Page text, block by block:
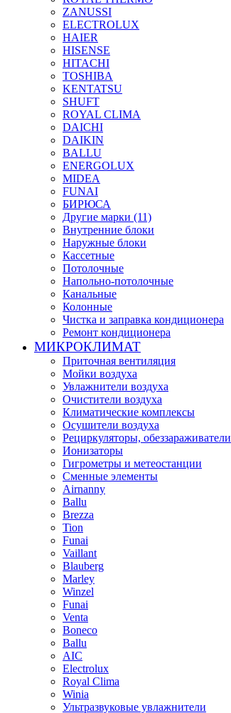
ZANUSSI
ELECTROLUX
HAIER
HISENSE
HITACHI
TOSHIBA
KENTATSU
SHUFT
ROYAL CLIMA
DAICHI
DAIKIN
BALLU
ENERGOLUX
MIDEA
FUNAI
БИРЮСА
Другие марки (11)
Внутренние блоки
Наружные блоки
Кассетные
Потолочные
Напольно-потолочные
Канальные
Колонные
Чистка и заправка кондиционера
Ремонт кондиционера
МИКРОКЛИМАТ
Приточная вентиляция
Мойки воздуха
Увлажнители воздуха
Очистители воздуха
Климатические комплексы
Осушители воздуха
Рециркуляторы, обеззараживатели
Ионизаторы
Гигрометры и метеостанции
Сменные элементы
Airnanny
Ballu
Brezza
Tion
Funai
Vaillant
Blauberg
Marley
Winzel
Funai
Venta
Boneco
Ballu
AIC
Electrolux
Royal Clima
Winia
Ультразвуковые увлажнители